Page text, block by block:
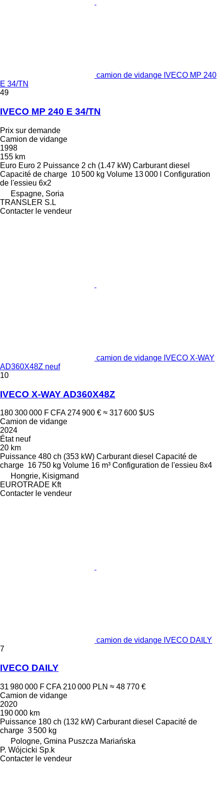
camion de vidange IVECO MP 240
E 34/TN
49
IVECO MP 240 E 34/TN
Prix sur demande
Camion de vidange
1998
155 km
Euro Euro 2 Puissance 2 ch (1.47 kW) Carburant diesel
Capacité de charge 10 500 kg Volume 13 000 l
Configuration
de l'essieu 6x2
Espagne, Soria
TRANSLER S.L
Contacter le vendeur
camion de vidange IVECO X-WAY
AD360X48Z neuf
10
IVECO X-WAY AD360X48Z
180 300 000 F CFA 274 900 € ≈ 317 600 $US
Camion de vidange
2024
Étatneuf
20 km
Puissance 480 ch (353 kW) Carburant diesel Capacité de
charge 16 750 kg Volume 16 m³ Configuration de l'essieu 8x4
Hongrie, Kisigmand
EUROTRADE Kft
Contacter le vendeur
camion de vidange IVECO DAILY
7
IVECO DAILY
31 980 000 F CFA 210 000 PLN ≈ 48 770 €
Camion de vidange
2020
190 000 km
Puissance 180 ch (132 kW) Carburant diesel Capacité de
charge 3 500 kg
Pologne, Gmina Puszcza Mariańska
P. Wójcicki Sp.k
Contacter le vendeur